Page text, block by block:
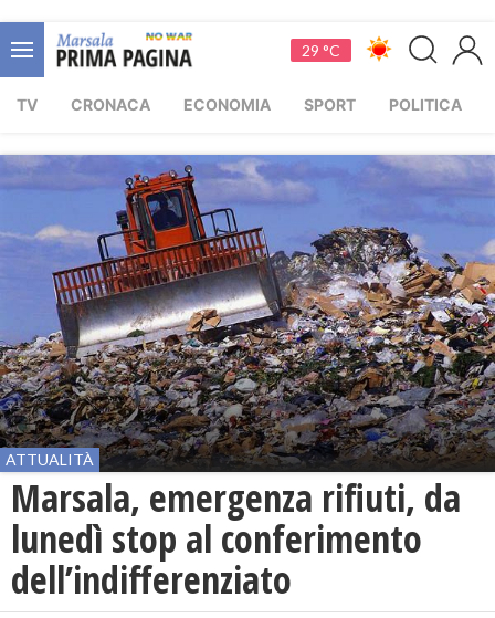
29 °C
TV CRONACA ECONOMIA SPORT POLITICA
ATTUALITÀ
Marsala, emergenza rifiuti, da
lunedì stop al conferimento
dell’indifferenziato